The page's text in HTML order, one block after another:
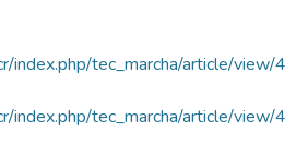
index.php/tec_marcha/article/view/4
index.php/tec_marcha/article/view/4